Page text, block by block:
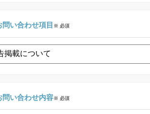
問い合わせ項目 ※ 必須
問い合わせ内容※ 必須